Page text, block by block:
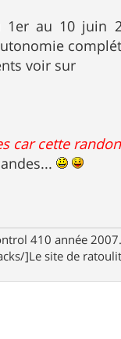
au 10 juin
voir sur
car cette
410 année 2007.
]Le site de